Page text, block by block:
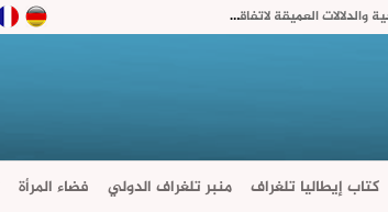
هندسة الأمن الإقليمي الجديد: قراءة في الأبعاد الاستراتيجية والدلالات العميقة لاتفاقية مكة للدفاع المشترك
كتاب إيطاليا تلغراف منبر تلغراف الدولي فضاء المرأة